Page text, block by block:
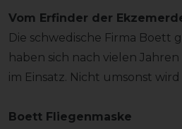
Vom Erfinder der
Die schwedische Firma
haben sich nach vielen
im Einsatz. Nicht umsonst
Boett Fliegenmaske